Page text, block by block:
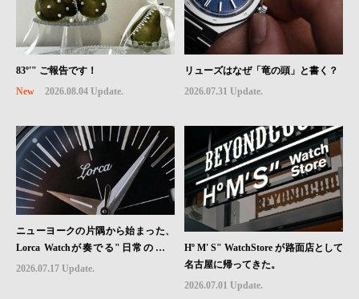
83º'" ご報告です！
New
2026.08.04 Update.
リューズはなぜ「竜の頭」と書く？
2026.07.31 Update.
ニューヨークの片隅から始まった、
Lorca Watchが奏でる"日常のロマ
ン"｜Brand Picks #08
2026.07.17 Update.
Hº M' S" WatchStore が路面店として
名古屋に帰ってきた。
2026.07.01 Update.